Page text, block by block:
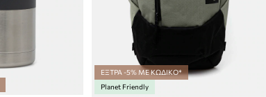
ΕΞΤΡΑ -5% ΜΕ ΚΩΔΙΚΟ*
Planet Friendly